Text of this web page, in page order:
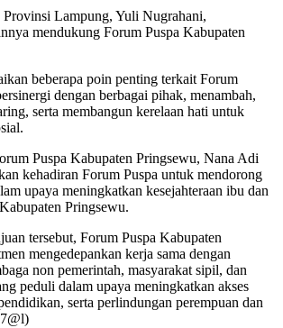
Provinsi Lampung, Yuli Nugrahani,
mendukung Forum Puspa Kabupaten
beberapa poin penting terkait Forum
dengan berbagai pihak, menambah,
serta membangun kerelaan hati untuk
Puspa Kabupaten Pringsewu, Nana Adi
kehadiran Forum Puspa untuk mendorong
upaya meningkatkan kesejahteraan ibu dan
Pringsewu.
tersebut, Forum Puspa Kabupaten
mengedepankan kerja sama dengan
non pemerintah, masyarakat sipil, dan
peduli dalam upaya meningkatkan akses
serta perlindungan perempuan dan